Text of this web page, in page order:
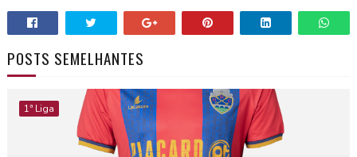
POSTS SEMELHANTES
1ª Liga